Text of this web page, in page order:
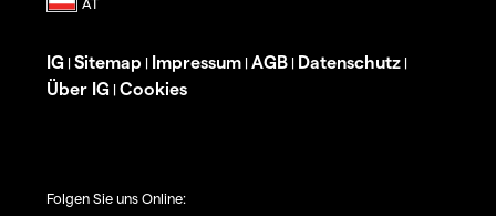
IG | Sitemap | Impressum | AGB | Datenschutz |
Über IG | Cookies
Folgen Sie uns Online: